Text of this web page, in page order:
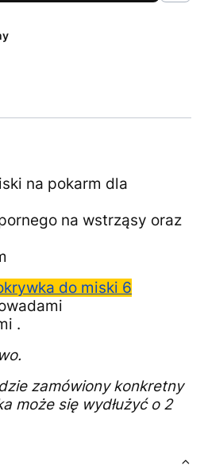
na pokarm dla
na wstrząsy oraz
do miski 6
.
zamówiony konkretny
może się wydłużyć o 2